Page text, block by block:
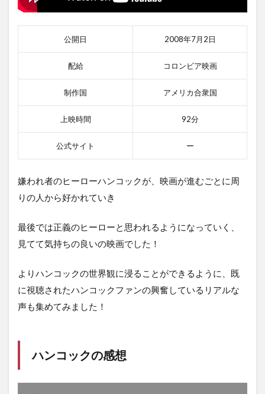
公開日 2008年7月2日
配給 コロンビア映画
制作国 アメリカ合衆国
上映時間 92分
公式サイト ー
嫌われ者のヒーローハンコックが、映画が進むごとに周
りの人から好かれていき
最後では正義のヒーローと思われるようになっていく、
見てて気持ちの良いの映画でした！
よりハンコックの世界観に浸ることができるように、既
に視聴されたハンコックファンの興奮しているリアルな
声も集めてみました！
ハンコックの感想